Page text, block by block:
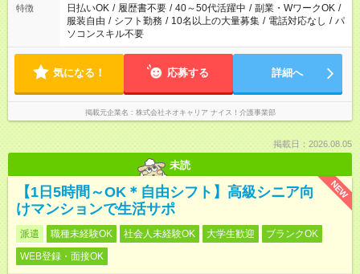
特徴 日払いOK / 履歴書不要 / 40～50代活躍中 / 副業・WワークOK /
服装自由 / シフト勤務 / 10名以上の大量募集 / 電話対応なし / パ
ソコンスキル不要
気になる！ 応募する 詳細へ
掲載元企業名 株式会社ネオキャリア ナイス！介護事業部
掲載日：2026.08.05
未読
NEW
【1日5時間～OK＊自由シフト】高級シニア向
けマンションで生活サポ
派遣 職種未経験OK 社会人未経験OK 大学生歓迎
ブランクOK
WEB登録・面接OK